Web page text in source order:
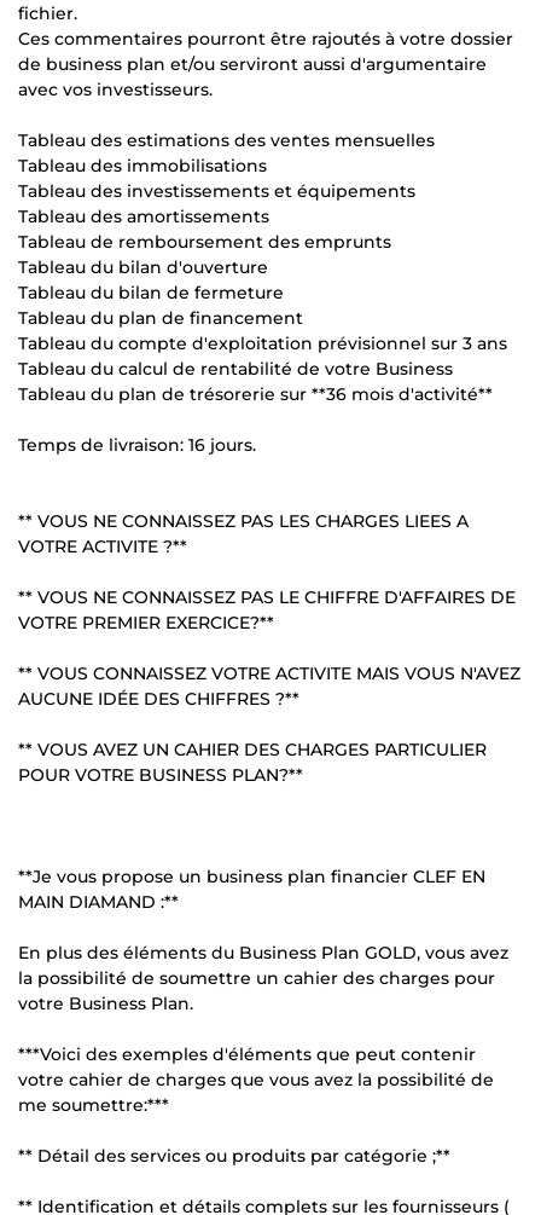
fichier.
Ces commentaires pourront être rajoutés à votre dossier
de business plan et/ou serviront aussi d'argumentaire
avec vos investisseurs.
Tableau des estimations des ventes mensuelles
Tableau des immobilisations
Tableau des investissements et équipements
Tableau des amortissements
Tableau de remboursement des emprunts
Tableau du bilan d'ouverture
Tableau du bilan de fermeture
Tableau du plan de financement
Tableau du compte d'exploitation prévisionnel sur 3 ans
Tableau du calcul de rentabilité de votre Business
Tableau du plan de trésorerie sur **36 mois d'activité**
Temps de livraison: 16 jours.
** VOUS NE CONNAISSEZ PAS LES CHARGES LIEES A
VOTRE ACTIVITE ?**
** VOUS NE CONNAISSEZ PAS LE CHIFFRE D'AFFAIRES DE
VOTRE PREMIER EXERCICE?**
** VOUS CONNAISSEZ VOTRE ACTIVITE MAIS VOUS N'AVEZ
AUCUNE IDÉE DES CHIFFRES ?**
** VOUS AVEZ UN CAHIER DES CHARGES PARTICULIER
POUR VOTRE BUSINESS PLAN?**
**Je vous propose un business plan financier CLEF EN
MAIN DIAMAND :**
En plus des éléments du Business Plan GOLD, vous avez
la possibilité de soumettre un cahier des charges pour
votre Business Plan.
***Voici des exemples d'éléments que peut contenir
votre cahier de charges que vous avez la possibilité de
me soumettre:***
** Détail des services ou produits par catégorie ;**
** Identification et détails complets sur les fournisseurs (